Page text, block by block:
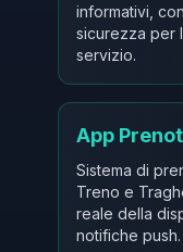
informativi,
sicurezza per
servizio.
App
Sistema di
Treno e
reale della
notifiche push.